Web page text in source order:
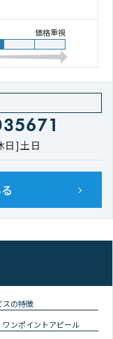
価格重視
日]土日
スの特徴
ワンポイントアピール